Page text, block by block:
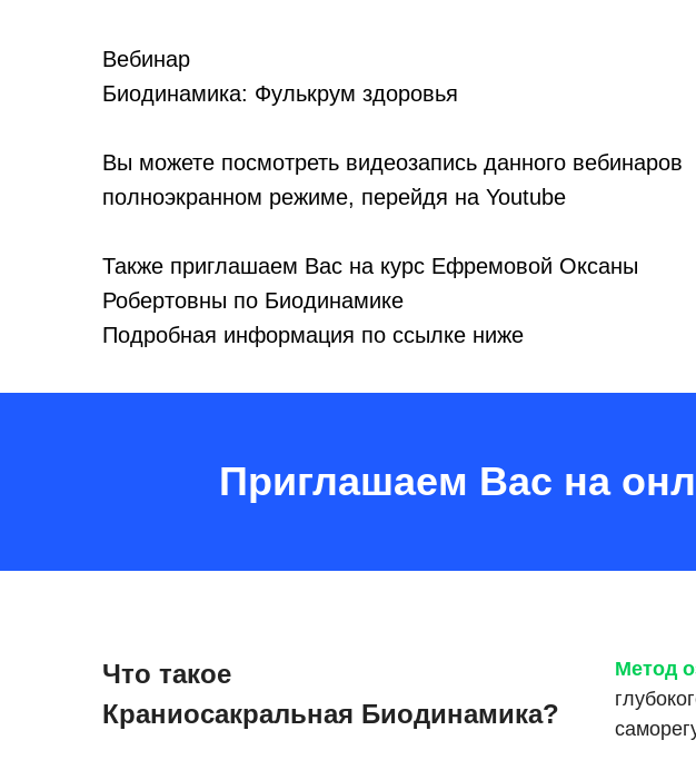
Вебинар
Биодинамика: Фулькрум здоровья
Вы можете посмотреть видеозапись данного вебинаров
полноэкранном режиме, перейдя на Youtube
Также приглашаем Вас на курс Ефремовой Оксаны
Робертовны по Биодинамике
Подробная информация по ссылке ниже
Приглашаем Вас на
Что такое
Краниосакральная Биодинамика?
Метод